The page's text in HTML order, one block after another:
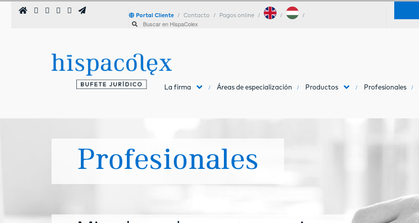
Portal Cliente Contacto Pagos online
La firma Áreas de especialización Productos Profesionales
Profesionales